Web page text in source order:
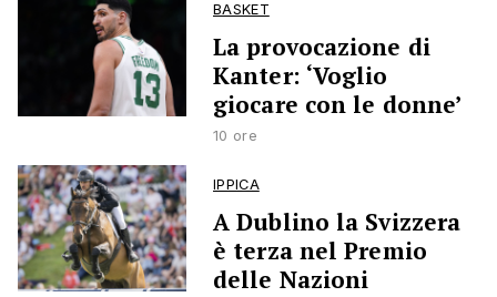
BASKET
La provocazione di
Kanter: ‘Voglio
giocare con le donne’
10 ore
IPPICA
A Dublino la Svizzera
è terza nel Premio
delle Nazioni